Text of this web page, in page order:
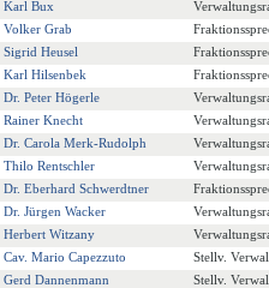
Karl Bux
Volker Grab
Sigrid Heusel
Karl Hilsenbek
Dr. Peter Högerle
Rainer Knecht
Dr. Carola Merk-Rudolph
Thilo Rentschler
Dr. Eberhard Schwerdtner
Dr. Jürgen Wacker
Herbert Witzany
Cav. Mario Capezzuto
Stellv.
Gerd Dannenmann
Stellv.